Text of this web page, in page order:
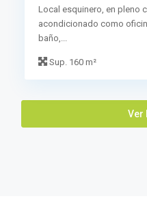
Local esquinero, en pleno
acondicionado como
baño,...
Sup. 160 m²
Ver